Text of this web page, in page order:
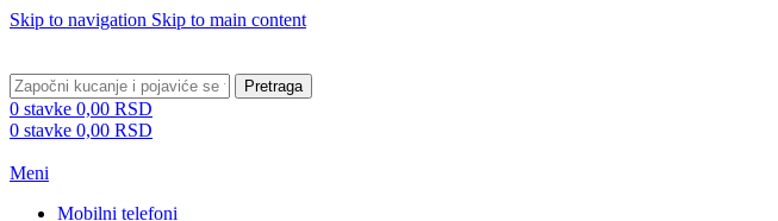
Skip to navigation Skip to main content
Pretraga
0 stavke 0,00 RSD
0 stavke 0,00 RSD
Meni
Mobilni telefoni